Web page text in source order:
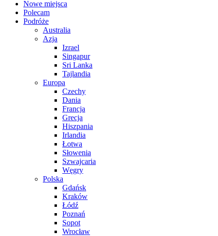
Nowe miejsca
Polecam
Podróże
Australia
Azja
Izrael
Singapur
Sri Lanka
Tajlandia
Europa
Czechy
Dania
Francja
Grecja
Hiszpania
Irlandia
Łotwa
Słowenia
Szwajcaria
Węgry
Polska
Gdańsk
Kraków
Łódź
Poznań
Sopot
Wrocław